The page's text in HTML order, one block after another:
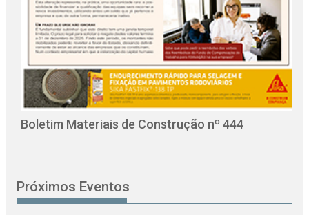
Boletim Materiais de Construção nº 444
Próximos Eventos